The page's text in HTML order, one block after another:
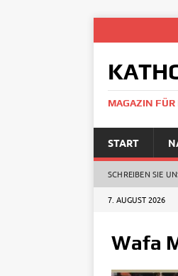
MAGAZIN FÜR
START
SCHREIBEN SIE
7. AUGUST 2026
Wafa